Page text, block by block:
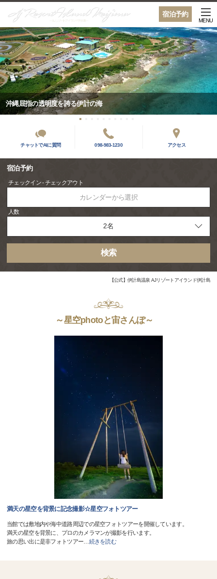
宿泊予約
MENU
沖縄屈指の透明度を誇る伊計の海
チャットでAIに質問 098-983-1230 アクセス
宿泊予約
チェックイン - チェックアウト
カレンダーから選択
人数
検索
【公式】伊計島温泉 AJリゾートアイランド伊計島
～星空photoと宙さんぽ～
満天の星空を背景に記念撮影☆星空フォトツアー
当館では敷地内や海中道路周辺での星空フォトツアーを開催しています。
満天の星空を背景に、プロのカメラマンが撮影を行います。
旅の思い出に是非フォトツアー…続きを読む